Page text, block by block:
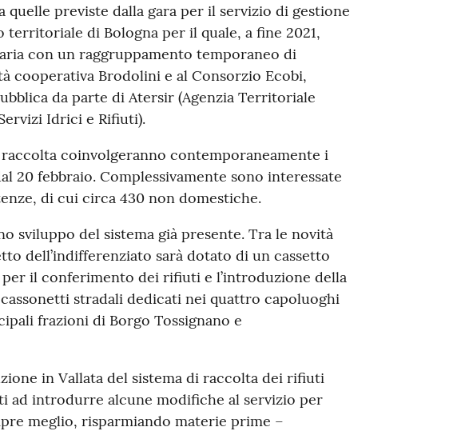
quelle previste dalla gara per il servizio di gestione
di Bologna per il quale, a fine 2021,
con un raggruppamento temporaneo di
cooperativa Brodolini e al Consorzio Ecobi,
da parte di Atersir (Agenzia Territoriale
Idrici e Rifiuti).
coinvolgeranno contemporaneamente i
20 febbraio. Complessivamente sono interessate
di cui circa 430 non domestiche.
sviluppo del sistema già presente. Tra le novità
dell’indifferenziato sarà dotato di un cassetto
il conferimento dei rifiuti e l’introduzione della
stradali dedicati nei quattro capoluoghi
frazioni di Borgo Tossignano e
in Vallata del sistema di raccolta dei rifiuti
ad introdurre alcune modifiche al servizio per
meglio, risparmiando materie prime –